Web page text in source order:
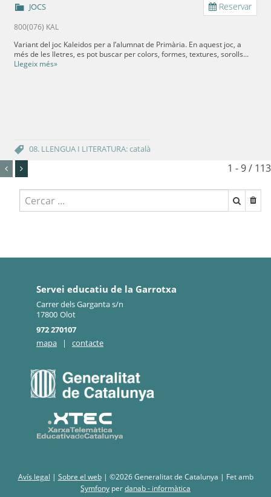
Reservar
JOCS
800(076) KAL
Variant del joc Kaleidos per a l’alumnat de Primària. En aquest joc, a
més de les lletres, es pot buscar per colors, formes, textures, sorolls...
Llegeix més»
08. LLENGUA I LITERATURA: català
1 - 9 / 113
Servei educatiu de la Garrotxa
Carrer dels Garganta s/n
17800 Olot
972 270107
mapa
| contacte
Avís legal | Sobre el web| ©2026 Generalitat de Catalunya | Fet amb
Symfony perdanab - informàtica